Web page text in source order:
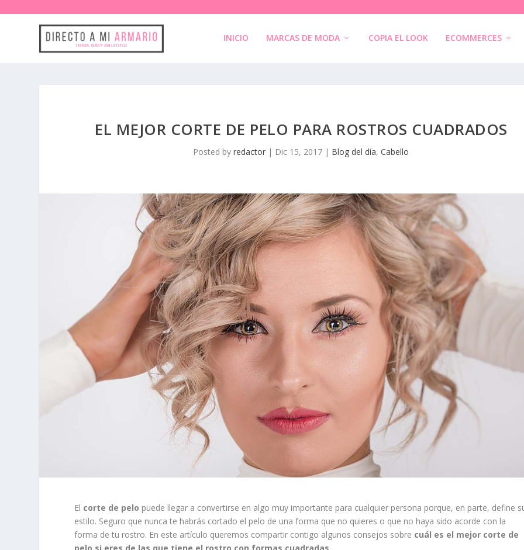
INICIO MARCAS DE MODA COPIA EL LOOK ECOMMERCES
EL MEJOR CORTE DE PELO PARA ROSTROS CUADRADOS
Posted byredactor | Dic 15, 2017 | Blog del día,Cabello
El corte de pelo puede llegar a convertirse en algo muy importante para cualquier persona porque, en parte, define
estilo. Seguro que nunca te habrás cortado el pelo de una forma que no quieres o que no haya sido acorde con la
forma de tu rostro. En este artículo queremos compartir contigo algunos consejos sobre cuál es el mejor corte de
pelo si eres de las que tiene el rostro con formas cuadradas.